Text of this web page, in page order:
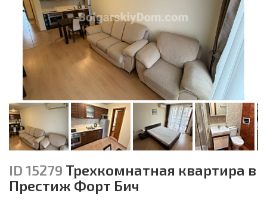
ID 15279 Трехкомнатная квартира в
Престиж Форт Бич